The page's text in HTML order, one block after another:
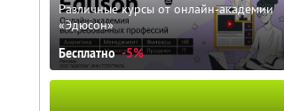
Различные курсы от онлайн-академии
«Эдюсон»
Бесплатно -5%